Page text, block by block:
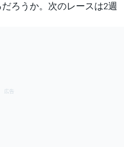
ろうか。次のレースは2週